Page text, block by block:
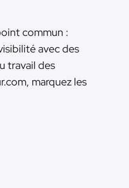
commun :
avec des
travail des
marquez les